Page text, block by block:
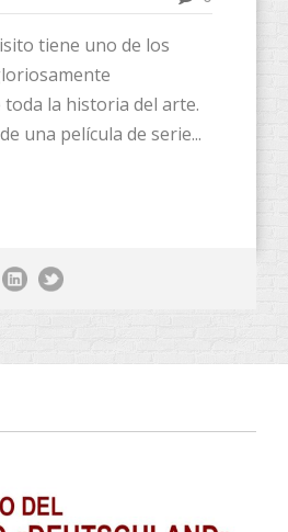
tiene uno de los
la historia del arte.
una película de serie...